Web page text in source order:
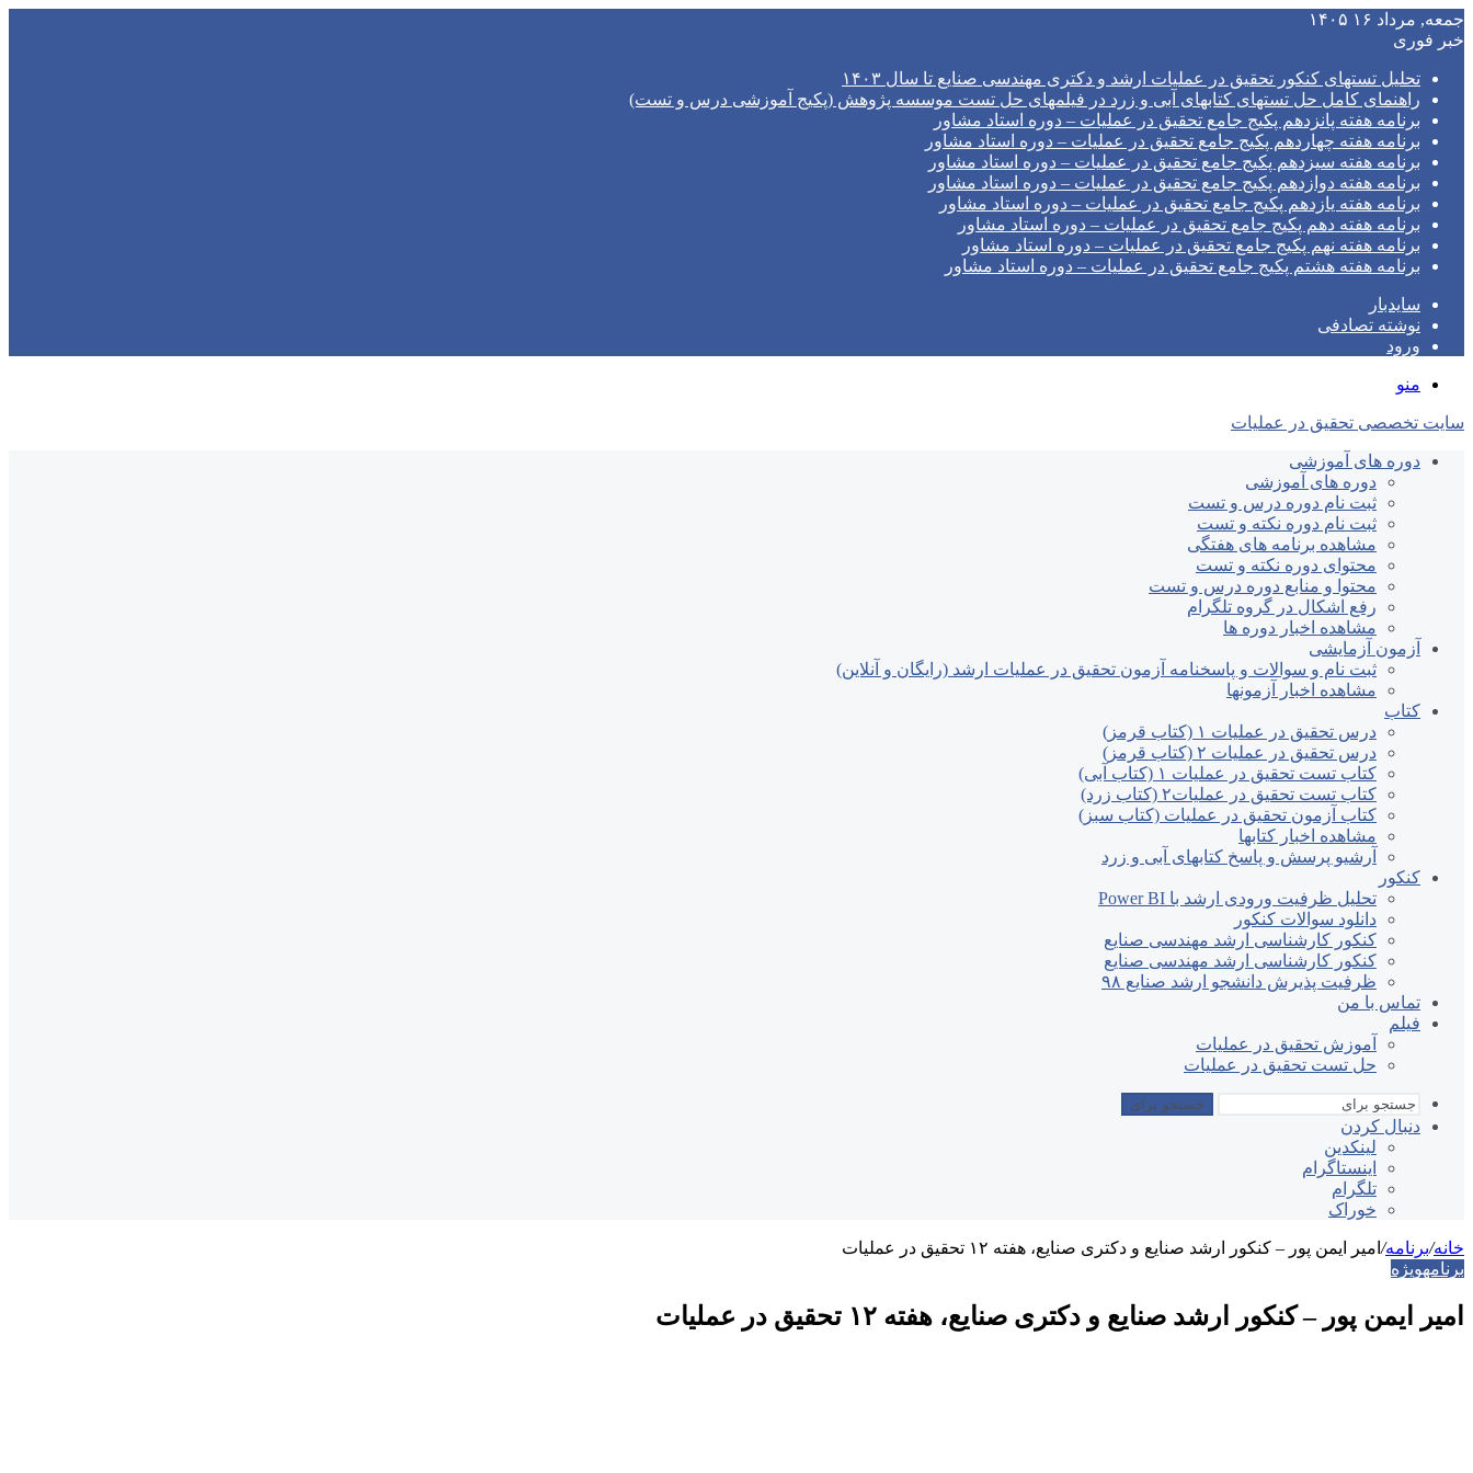
جمعه, مرداد ۱۶ ۱۴۰۵
خبر فوری
تحلیل تستهای کنکور تحقیق در عملیات ارشد و دکتری مهندسی صنایع تا سال ۱۴۰۳
راهنمای کامل حل تستهای کتابهای آبی و زرد در فیلمهای حل تست موسسه پژوهش (پکیج آموزشی درس و تست)
برنامه هفته پانزدهم پکیج جامع تحقیق در عملیات – دوره استاد مشاور
برنامه هفته چهاردهم پکیج جامع تحقیق در عملیات – دوره استاد مشاور
برنامه هفته سیزدهم پکیج جامع تحقیق در عملیات – دوره استاد مشاور
برنامه هفته دوازدهم پکیج جامع تحقیق در عملیات – دوره استاد مشاور
برنامه هفته یازدهم پکیج جامع تحقیق در عملیات – دوره استاد مشاور
برنامه هفته دهم پکیج جامع تحقیق در عملیات – دوره استاد مشاور
برنامه هفته نهم پکیج جامع تحقیق در عملیات – دوره استاد مشاور
برنامه هفته هشتم پکیج جامع تحقیق در عملیات – دوره استاد مشاور
سایدبار
نوشته تصادفی
ورود
منو
سایت تخصصی تحقیق در عملیات
دوره های آموزشی
دوره های آموزشی
ثبت نام دوره درس و تست
ثبت نام دوره نکته و تست
مشاهده برنامه های هفتگی
محتوای دوره نکته و تست
محتوا و منابع دوره درس و تست
رفع اشکال در گروه تلگرام
مشاهده اخبار دوره ها
آزمون آزمایشی
ثبت نام و سوالات و پاسخنامه آزمون تحقیق در عملیات ارشد (رایگان و آنلاین)
مشاهده اخبار آزمونها
کتاب
درس تحقیق در عملیات ۱ (کتاب قرمز)
درس تحقیق در عملیات ۲ (کتاب قرمز)
کتاب تست تحقیق در عملیات ۱ (کتاب آبی)
کتاب تست تحقیق در عملیات۲ (کتاب زرد)
کتاب آزمون تحقیق در عملیات (کتاب سبز)
مشاهده اخبار کتابها
آرشیو پرسش و پاسخ کتابهای آبی و زرد
کنکور
تحلیل ظرفیت ورودی ارشد با Power BI
دانلود سوالات کنکور
کنکور کارشناسی ارشد مهندسی صنایع
کنکور کارشناسی ارشد مهندسی صنایع
ظرفیت پذیرش دانشجو ارشد صنایع ۹۸
تماس با من
فیلم
آموزش تحقیق در عملیات
حل تست تحقیق در عملیات
جستجو برای
دنبال کردن
لینکدین
اینستاگرام
تلگرام
خوراک
خانه/برنامه/ امیر ایمن پور – کنکور ارشد صنایع و دکتری صنایع، هفته ۱۲ تحقیق در عملیات
برنامهویژه
امیر ایمن پور – کنکور ارشد صنایع و دکتری صنایع، هفته ۱۲ تحقیق در عملیات